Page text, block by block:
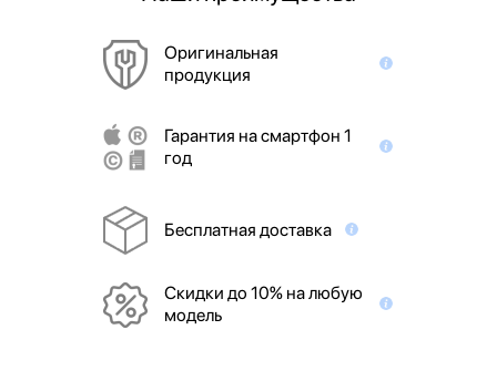
Оригинальная
продукция
Гарантия на смартфон 1
год
Бесплатная доставка
Скидки до 10% на любую
модель